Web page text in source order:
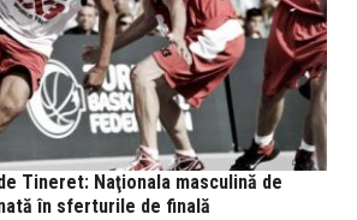
Tineret: Naţionala masculină de
în sferturile de finală